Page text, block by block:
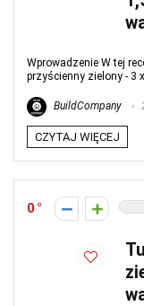
Wprowadzenie W tej
przyścienny zielony - 3
BuildCompany
CZYTAJ WIĘCEJ
0